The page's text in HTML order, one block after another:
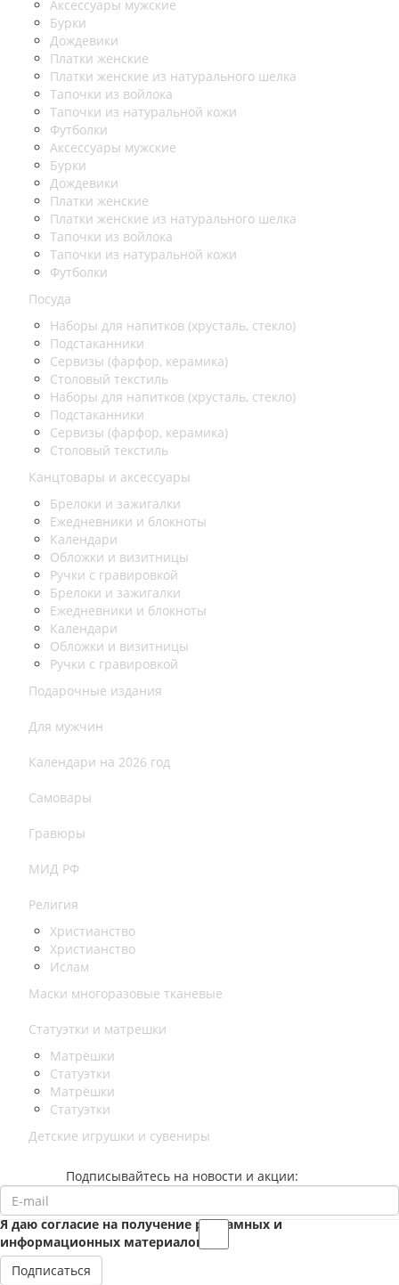
Аксессуары мужские
Бурки
Дождевики
Платки женские
Платки женские из натурального шелка
Тапочки из войлока
Тапочки из натуральной кожи
Футболки
Аксессуары мужские
Бурки
Дождевики
Платки женские
Платки женские из натурального шелка
Тапочки из войлока
Тапочки из натуральной кожи
Футболки
Посуда
Наборы для напитков (хрусталь, стекло)
Подстаканники
Сервизы (фарфор, керамика)
Столовый текстиль
Наборы для напитков (хрусталь, стекло)
Подстаканники
Сервизы (фарфор, керамика)
Столовый текстиль
Канцтовары и аксессуары
Брелоки и зажигалки
Ежедневники и блокноты
Календари
Обложки и визитницы
Ручки с гравировкой
Брелоки и зажигалки
Ежедневники и блокноты
Календари
Обложки и визитницы
Ручки с гравировкой
Подарочные издания
Для мужчин
Календари на 2026 год
Самовары
Гравюры
МИД РФ
Религия
Христианство
Христианство
Ислам
Маски многоразовые тканевые
Статуэтки и матрешки
Матрёшки
Статуэтки
Матрёшки
Статуэтки
Детские игрушки и сувениры
Подписывайтесь на новости и акции:
Я даю согласие на получение рекламных и
информационных материалов